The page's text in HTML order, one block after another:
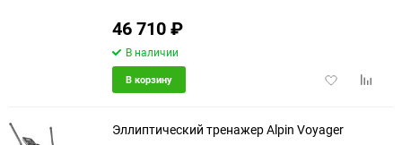
46 710₽
В наличии
Добавить
В корзину
Эллиптический тренажер Alpin Voyager